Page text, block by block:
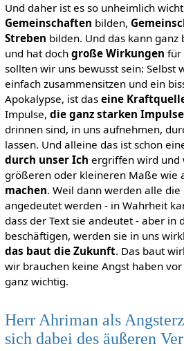
Und daher ist es so unheimlich
Gemeinschaften bilden,
Streben bilden. Und das kann ganz
und hat doch große Wirkungen für
sollten wir uns bewusst sein: Selbst
einfach zusammensitzen und ein
Apokalypse, ist das eine
Impulse, die ganz starken Impulse
drinnen sind, in uns aufnehmen,
lassen. Und alleine das ist schon
durch unser Ich ergriffen wird und
größeren oder kleineren Maße wie
machen. Weil dann werden alle
angedeutet werden - in Wahrheit
dass der Text sie andeutet - aber in
beschäftigen, werden sie in uns
das baut die Zukunft. Das baut
wir brauchen keine Angst haben
ganz wichtig.
Herr Ahriman als
sich dabei des äußeren